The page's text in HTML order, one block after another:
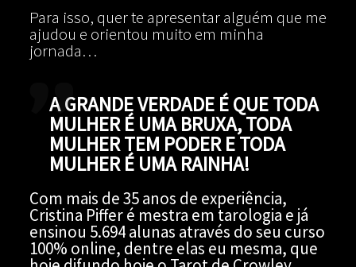
Para isso, quer te apresentar alguém que me
ajudou e orientou muito em minha
jornada…
A GRANDE VERDADE É QUE TODA
MULHER É UMA BRUXA, TODA
MULHER TEM PODER E TODA
MULHER É UMA RAINHA!
Com mais de 35 anos de experiência,
Cristina Piffer é mestra em tarologia e já
ensinou 5.694 alunas através do seu curso
100% online, dentre elas eu mesma, que